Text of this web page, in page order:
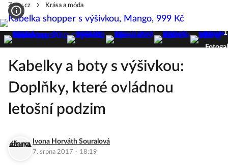
Zeny.cz Krása a móda
Kabelky a boty s výšivkou:
Doplňky, které ovládnou
letošní podzim
Ivona Horváth Souralová
7. srpna 2017 · 18:19